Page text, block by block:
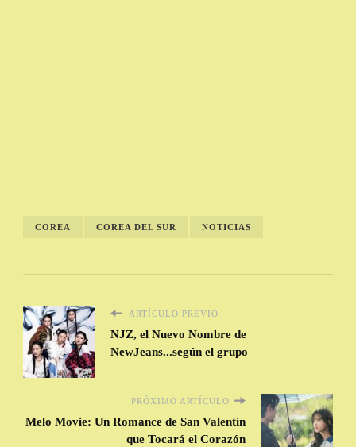
COREA COREA DEL SUR NOTICIAS
ARTÍCULO PREVIO
NJZ, el Nuevo Nombre de
NewJeans...según el grupo
PRÓXIMO ARTÍCULO
Melo Movie: Un Romance de San Valentín
que Tocará el Corazón